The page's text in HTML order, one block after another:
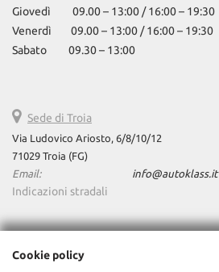
Giovedì 09.00 – 13:00 / 16:00 – 19:30
Venerdì 09.00 – 13:00 / 16:00 – 19:30
Sabato 09.30 – 13:00
Sede di Troia
Via Ludovico Ariosto, 6/8/10/12
71029 Troia (FG)
Email:
info@autoklass.it
Indicazioni stradali
Dati fiscali:
Cookie policy